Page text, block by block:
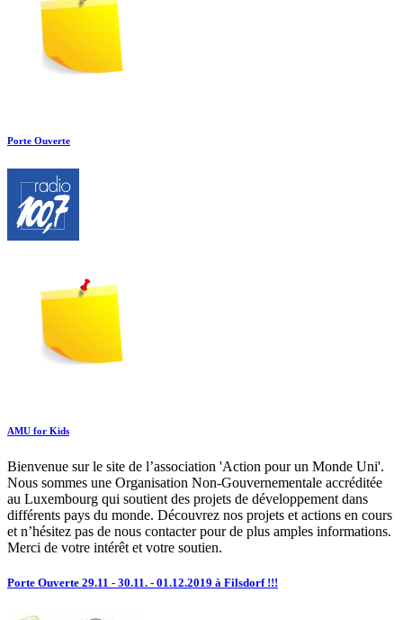
Porte Ouverte
AMU for Kids
Bienvenue sur le site de l’association 'Action pour un Monde Uni'.
Nous sommes une Organisation Non-Gouvernementale accréditée
au Luxembourg qui soutient des projets de développement dans
différents pays du monde. Découvrez nos projets et actions en cours
et n’hésitez pas de nous contacter pour de plus amples informations.
Merci de votre intérêt et votre soutien.
Porte Ouverte 29.11 - 30.11. - 01.12.2019 à Filsdorf !!!